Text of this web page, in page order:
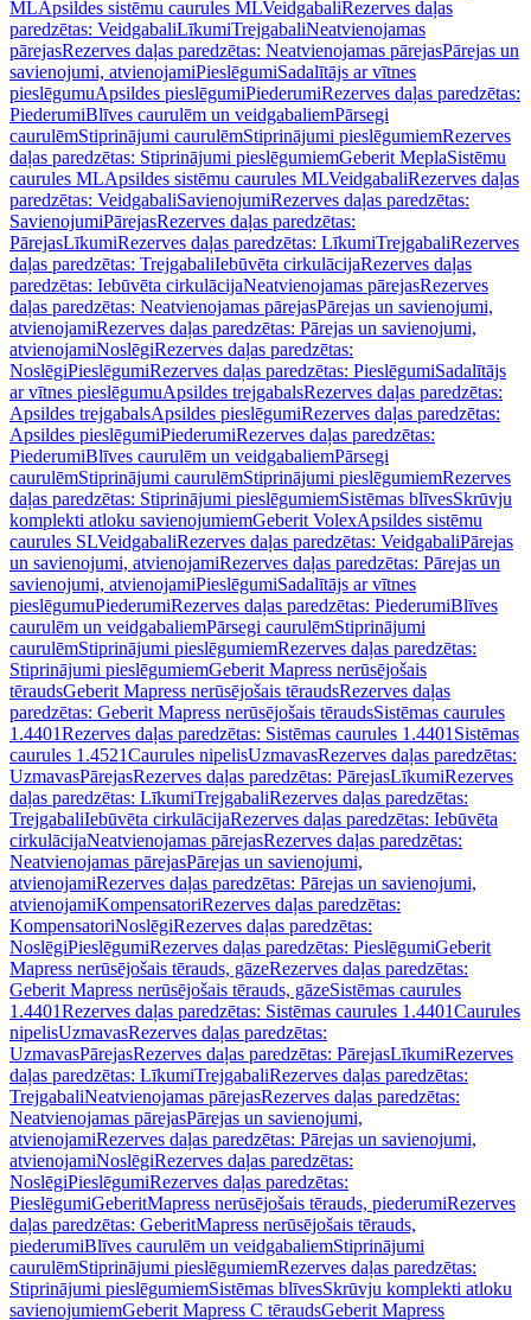
MLApsildes sistēmu caurules MLVeidgabaliRezerves daļas
paredzētas: VeidgabaliLīkumiTrejgabaliNeatvienojamas
pārejasRezerves daļas paredzētas: Neatvienojamas pārejasPārejas un
savienojumi, atvienojamiPieslēgumiSadalītājs ar vītnes
pieslēgumuApsildes pieslēgumiPiederumiRezerves daļas paredzētas:
PiederumiBlīves caurulēm un veidgabaliemPārsegi
caurulēmStiprinājumi caurulēmStiprinājumi pieslēgumiemRezerves
daļas paredzētas: Stiprinājumi pieslēgumiemGeberit MeplaSistēmu
caurules MLApsildes sistēmu caurules MLVeidgabaliRezerves daļas
paredzētas: VeidgabaliSavienojumiRezerves daļas paredzētas:
SavienojumiPārejasRezerves daļas paredzētas:
PārejasLīkumiRezerves daļas paredzētas: LīkumiTrejgabaliRezerves
daļas paredzētas: TrejgabaliIebūvēta cirkulācijaRezerves daļas
paredzētas: Iebūvēta cirkulācijaNeatvienojamas pārejasRezerves
daļas paredzētas: Neatvienojamas pārejasPārejas un savienojumi,
atvienojamiRezerves daļas paredzētas: Pārejas un savienojumi,
atvienojamiNoslēgiRezerves daļas paredzētas:
NoslēgiPieslēgumiRezerves daļas paredzētas: PieslēgumiSadalītājs
ar vītnes pieslēgumuApsildes trejgabalsRezerves daļas paredzētas:
Apsildes trejgabalsApsildes pieslēgumiRezerves daļas paredzētas:
Apsildes pieslēgumiPiederumiRezerves daļas paredzētas:
PiederumiBlīves caurulēm un veidgabaliemPārsegi
caurulēmStiprinājumi caurulēmStiprinājumi pieslēgumiemRezerves
daļas paredzētas: Stiprinājumi pieslēgumiemSistēmas blīvesSkrūvju
komplekti atloku savienojumiemGeberit VolexApsildes sistēmu
caurules SLVeidgabaliRezerves daļas paredzētas: VeidgabaliPārejas
un savienojumi, atvienojamiRezerves daļas paredzētas: Pārejas un
savienojumi, atvienojamiPieslēgumiSadalītājs ar vītnes
pieslēgumuPiederumiRezerves daļas paredzētas: PiederumiBlīves
caurulēm un veidgabaliemPārsegi caurulēmStiprinājumi
caurulēmStiprinājumi pieslēgumiemRezerves daļas paredzētas:
Stiprinājumi pieslēgumiemGeberit Mapress nerūsējošais
tēraudsGeberit Mapress nerūsējošais tēraudsRezerves daļas
paredzētas: Geberit Mapress nerūsējošais tēraudsSistēmas caurules
1.4401Rezerves daļas paredzētas: Sistēmas caurules 1.4401 Sistēmas
caurules 1.4521Caurules nipelisUzmavasRezerves daļas paredzētas:
UzmavasPārejasRezerves daļas paredzētas: PārejasLīkumiRezerves
daļas paredzētas: LīkumiTrejgabaliRezerves daļas paredzētas:
TrejgabaliIebūvēta cirkulācijaRezerves daļas paredzētas: Iebūvēta
cirkulācijaNeatvienojamas pārejasRezerves daļas paredzētas:
Neatvienojamas pārejasPārejas un savienojumi,
atvienojamiRezerves daļas paredzētas: Pārejas un savienojumi,
atvienojamiKompensatoriRezerves daļas paredzētas:
KompensatoriNoslēgiRezerves daļas paredzētas:
NoslēgiPieslēgumiRezerves daļas paredzētas: PieslēgumiGeberit
Mapress nerūsējošais tērauds, gāzeRezerves daļas paredzētas:
Geberit Mapress nerūsējošais tērauds, gāzeSistēmas caurules
1.4401Rezerves daļas paredzētas: Sistēmas caurules 1.4401Caurules
nipelisUzmavasRezerves daļas paredzētas:
UzmavasPārejasRezerves daļas paredzētas: PārejasLīkumiRezerves
daļas paredzētas: LīkumiTrejgabaliRezerves daļas paredzētas:
TrejgabaliNeatvienojamas pārejasRezerves daļas paredzētas:
Neatvienojamas pārejasPārejas un savienojumi,
atvienojamiRezerves daļas paredzētas: Pārejas un savienojumi,
atvienojamiNoslēgiRezerves daļas paredzētas:
NoslēgiPieslēgumiRezerves daļas paredzētas:
PieslēgumiGeberitMapress nerūsējošais tērauds, piederumiRezerves
daļas paredzētas: GeberitMapress nerūsējošais tērauds,
piederumiBlīves caurulēm un veidgabaliemStiprinājumi
caurulēmStiprinājumi pieslēgumiemRezerves daļas paredzētas:
Stiprinājumi pieslēgumiemSistēmas blīvesSkrūvju komplekti atloku
savienojumiemGeberit Mapress C tēraudsGeberit Mapress